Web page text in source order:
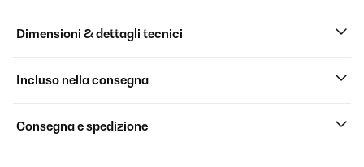
Dimensioni & dettagli tecnici
Incluso nella consegna
Consegna e spedizione